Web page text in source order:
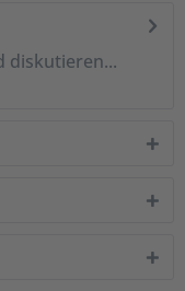
diskutieren...